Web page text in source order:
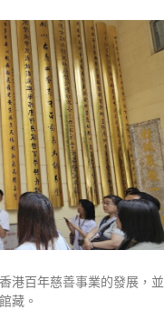
港百年慈善事業的發展，並
藏。